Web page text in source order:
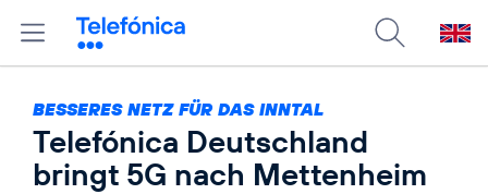
BESSERES NETZ FÜR DAS INNTAL
Telefónica Deutschland
bringt 5G nach Mettenheim